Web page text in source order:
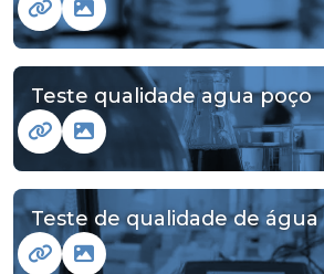
Teste qualidade agua poço
Teste de qualidade de água